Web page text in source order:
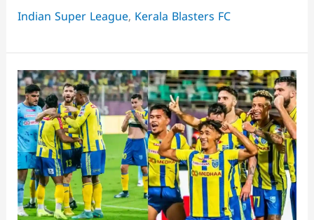
ചില
കണക്കുകൾ
ഐഎസ്എൽ
മത്സരത്തിന്
ചിരവൈരികൾക്കെതിരെ
കൊമ്പന്മാർ
ഇറങ്ങുന്നു
Indian Super League, Kerala Blasters FC